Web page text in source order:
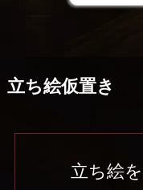
立ち絵仮置き
立ち絵